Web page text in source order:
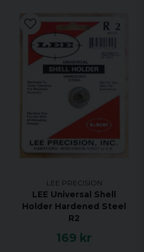
LEE PRECISION
LEE Universal Shell
Holder Hardened Steel
R2
169 kr